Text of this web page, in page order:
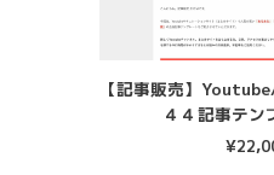
【記事販売】
４４記事テン
¥